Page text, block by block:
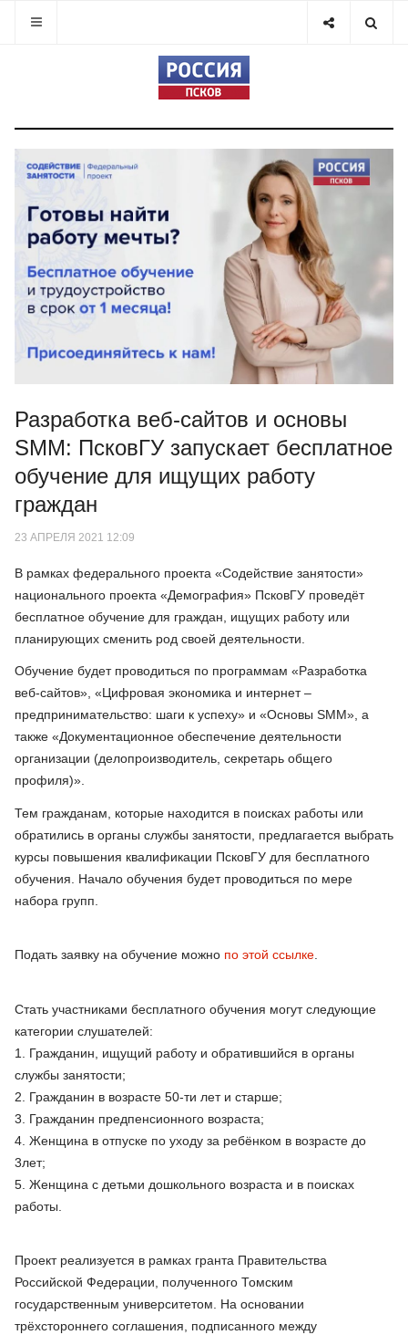
Разработка веб-сайтов и основы
SMM: ПсковГУ запускает бесплатное
обучение для ищущих работу
граждан
23 АПРЕЛЯ 2021 12:09
В рамках федерального проекта «Содействие занятости»
национального проекта «Демография» ПсковГУ проведёт
бесплатное обучение для граждан, ищущих работу или
планирующих сменить род своей деятельности.
Обучение будет проводиться по программам «Разработка
веб-сайтов», «Цифровая экономика и интернет –
предпринимательство: шаги к успеху» и «Основы SMM», а
также «Документационное обеспечение деятельности
организации (делопроизводитель, секретарь общего
профиля)».
Тем гражданам, которые находится в поисках работы или
обратились в органы службы занятости, предлагается выбрать
курсы повышения квалификации ПсковГУ для бесплатного
обучения. Начало обучения будет проводиться по мере
набора групп.
Подать заявку на обучение можно по этой ссылке
Стать участниками бесплатного обучения могут следующие
категории слушателей:
1. Гражданин, ищущий работу и обратившийся в органы
службы занятости;
2. Гражданин в возрасте 50-ти лет и старше;
3. Гражданин предпенсионного возраста;
4. Женщина в отпуске по уходу за ребёнком в возрасте до
3лет;
5. Женщина с детьми дошкольного возраста и в поисках
работы.
Проект реализуется в рамках гранта Правительства
Российской Федерации, полученного Томским
государственным университетом. На основании
трёхстороннего соглашения, подписанного между